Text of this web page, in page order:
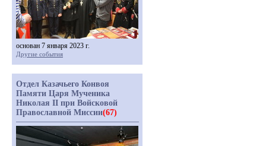
основан 7 января 2023 г.
Другие события
Отдел Казачьего Конвоя
Памяти Царя Мученика
Николая II при Войсковой
Православной Миссии(67)